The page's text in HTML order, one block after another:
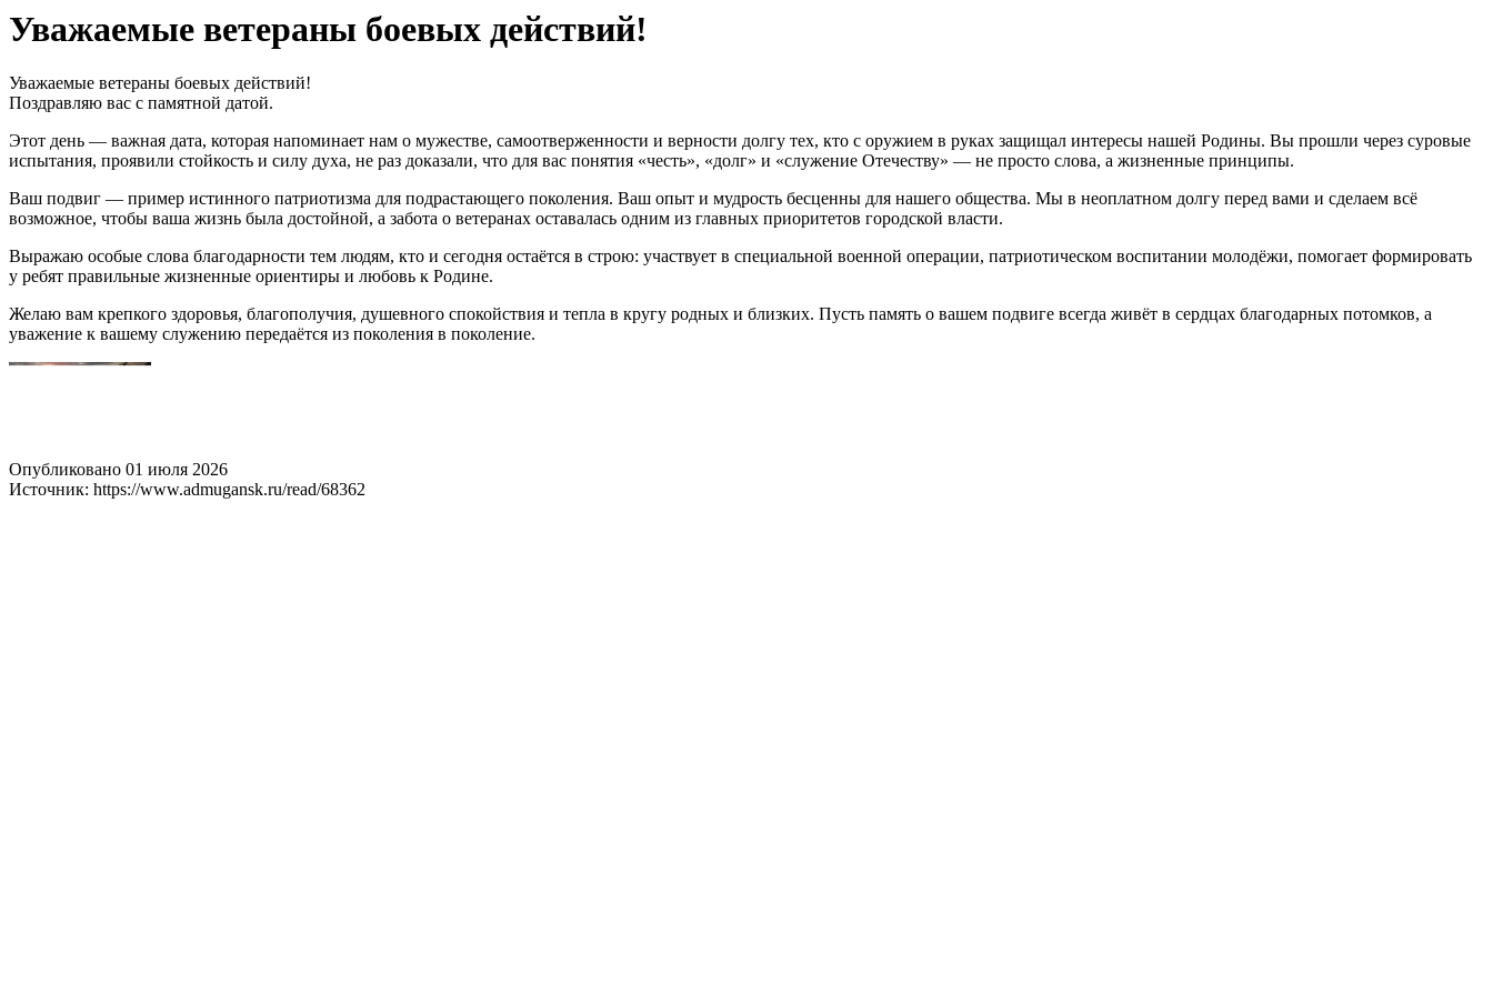
Уважаемые ветераны боевых действий!
Уважаемые ветераны боевых действий!
Поздравляю вас с памятной датой.
Этот день — важная дата, которая напоминает нам о мужестве, самоотверженности и верности долгу тех, кто с оружием в руках защищал интересы нашей Родины. Вы прошли через суровые
испытания, проявили стойкость и силу духа, не раз доказали, что для вас понятия «честь», «долг» и «служение Отечеству» — не просто слова, а жизненные принципы.
Ваш подвиг — пример истинного патриотизма для подрастающего поколения. Ваш опыт и мудрость бесценны для нашего общества. Мы в неоплатном долгу перед вами и сделаем всё
возможное, чтобы ваша жизнь была достойной, а забота о ветеранах оставалась одним из главных приоритетов городской власти.
Выражаю особые слова благодарности тем людям, кто и сегодня остаётся в строю: участвует в специальной военной операции, патриотическом воспитании молодёжи, помогает формировать
у ребят правильные жизненные ориентиры и любовь к Родине.
Желаю вам крепкого здоровья, благополучия, душевного спокойствия и тепла в кругу родных и близких. Пусть память о вашем подвиге всегда живёт в сердцах благодарных потомков, а
уважение к вашему служению передаётся из поколения в поколение.
Опубликовано 01 июля 2026
Источник: https://www.admugansk.ru/read/68362